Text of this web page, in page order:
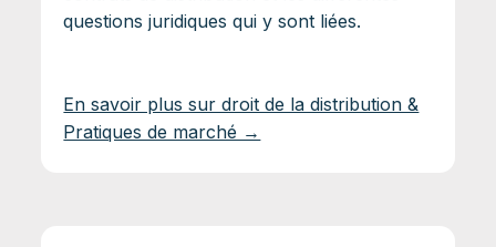
questions juridiques qui y sont liées.
En savoir plus sur droit de la distribution &
Pratiques de marché →